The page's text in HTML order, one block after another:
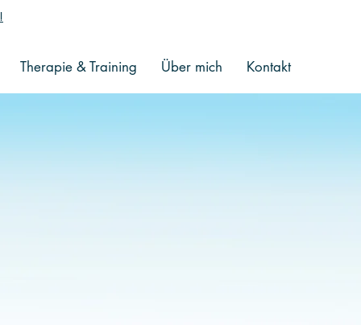
Therapie & Training Über mich Kontakt